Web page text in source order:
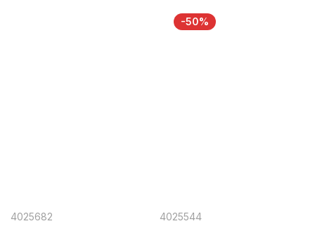
4025682
-50%
4025544